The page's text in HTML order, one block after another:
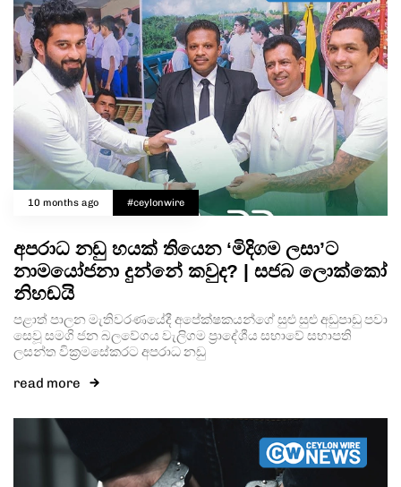
10 months ago #ceylonwire
අපරාධ නඩු හයක් තියෙන ‘මිදිගම ලසා’ට
නාමයෝජනා දුන්නේ කවුද? | සජබ ලොක්කෝ
නිහඬයි
පළාත් පාලන මැතිවරණයේදී අපේක්ෂකයන්ගේ සුළු සුළු අඩුපාඩු පවා
සෙවූ සමගි ජන බලවේගය වැලිගම ප්‍රාදේශීය සභාවේ සභාපති
ලසන්ත වික්‍රමසේකරට අපරාධ නඩු
read more